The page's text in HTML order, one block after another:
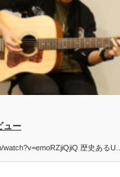
ュー
watch?v=emoRZjiQjiQ 歴史あるU…